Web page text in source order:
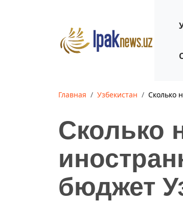
Главная Узбекистан Сколько
Сколько
бюджет